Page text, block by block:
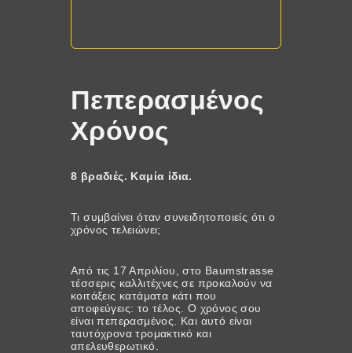
Πεπερασμένος
Χρόνος
8 βραδιές. Καμία ίδια.
Τι συμβαίνει όταν συνειδητοποιείς ότι ο
χρόνος τελειώνει;
Από τις 17 Απριλίου, στο Baumstrasse
τέσσερις καλλιτέχνες σε προκαλούν να
κοιτάξεις κατάματα κάτι που
αποφεύγεις: το τέλος. Ο χρόνος σου
είναι πεπερασμένος. Και αυτό είναι
ταυτόχρονα τρομακτικό και
απελευθερωτικό.